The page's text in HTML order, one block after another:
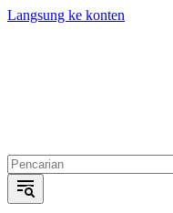
Langsung ke konten